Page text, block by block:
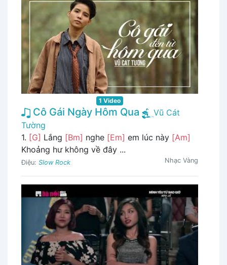
1 Video
Cô Gái Ngày Hôm Qua
Vũ Cát
Tường
1. [G] Lắng [Bm] nghe [Em] em lúc này [Am]
Khoảng hư không về đây ...
Điệu: Slow Rock Nhạc Vàng